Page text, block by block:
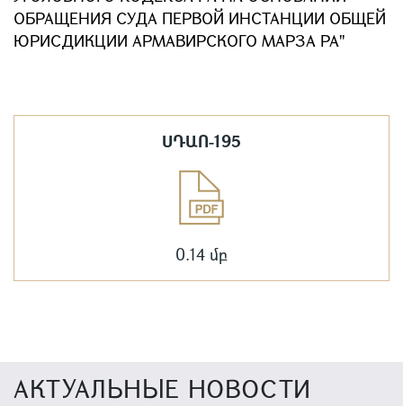
ОБРАЩЕНИЯ СУДА ПЕРВОЙ ИНСТАНЦИИ ОБЩЕЙ
ЮРИСДИКЦИИ АРМАВИРСКОГО МАРЗА РА"
ՍԴԱՈ-195
0.14 մբ
АКТУАЛЬНЫЕ НОВОСТИ